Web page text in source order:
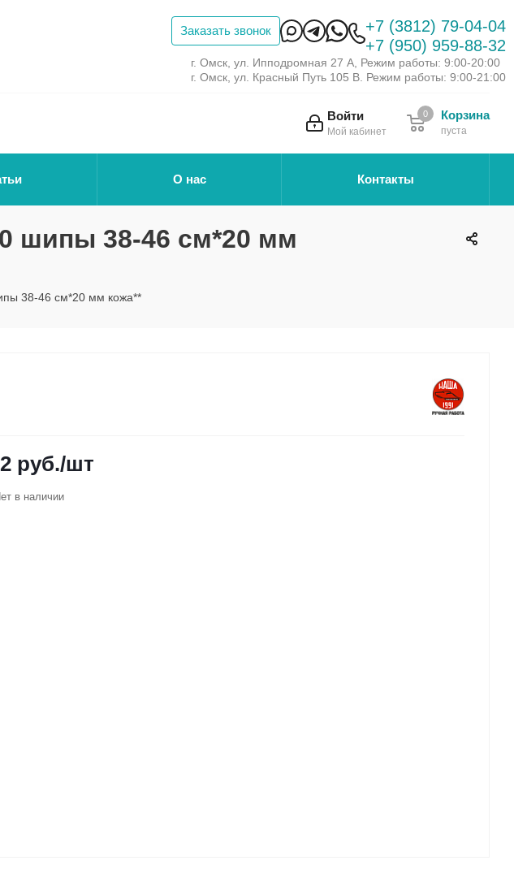
Заказать звонок
+7 (3812) 79-04-04
+7 (950) 959-88-32
г. Омск, ул. Ипподромная 27 А, Режим работы: 9:00-20:00
г. Омск, ул. Красный Путь 105 В. Режим работы: 9:00-21:00
Войти
Мой кабинет
Корзина
пуста
0
О нас Контакты
шипы 38-46 см*20 мм
38-46 см*20 мм кожа**
руб./шт
в наличии